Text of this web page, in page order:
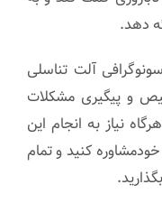
دهد.
آلت تناسلی
و پیگیری مشکلات
نیاز به انجام این
کنید و تمام